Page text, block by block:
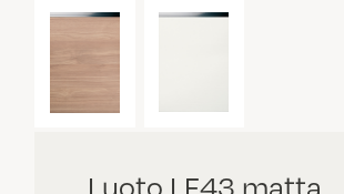
Luoto LF43 matta